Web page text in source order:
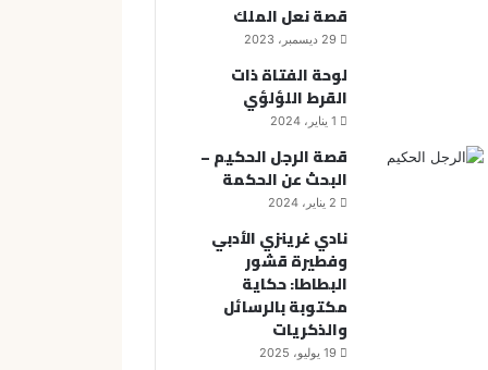
قصة نعل الملك
29 ديسمبر، 2023
لوحة الفتاة ذات
القرط اللؤلؤي
1 يناير، 2024
قصة الرجل الحكيم –
البحث عن الحكمة
2 يناير، 2024
نادي غرينزي الأدبي
وفطيرة قشور
البطاطا: حكاية
مكتوبة بالرسائل
والذكريات
19 يوليو، 2025